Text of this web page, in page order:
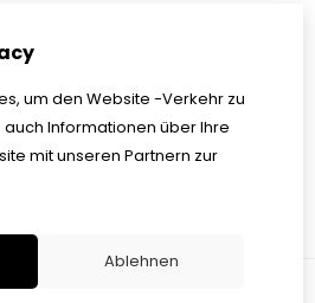
um den Website -Verkehr zu
Informationen über Ihre
mit unseren Partnern zur
Ablehnen